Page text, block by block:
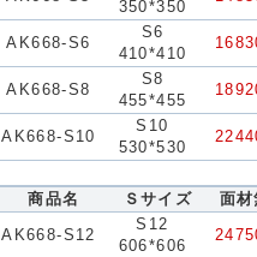
350*350
AK668-S6
S6
410*410
AK668-S8
S8
455*455
AK668-S10
S10
530*530
商品名 Ｓサイズ 面材
AK668-S12
S12
606*606